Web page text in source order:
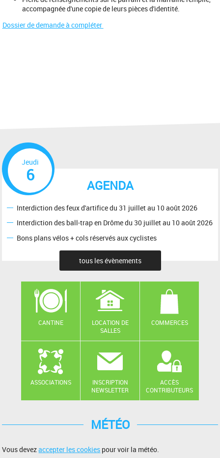
accompagnée d'une copie de leurs pièces d'identité.
Dossier de demande à compléter
AGENDA
Jeudi
6
Interdiction des feux d'artifice du 31 juillet au 10 août 2026
Interdiction des ball-trap en Drôme du 30 juillet au 10 août 2026
Bons plans vélos + cols réservés aux cyclistes
tous les évènements
CANTINE
LOCATION DE
SALLES
COMMERCES
ASSOCIATIONS
INSCRIPTION
NEWSLETTER
ACCÈS
CONTRIBUTEURS
MÉTÉO
Vous devezaccepter les cookies pour voir la météo.